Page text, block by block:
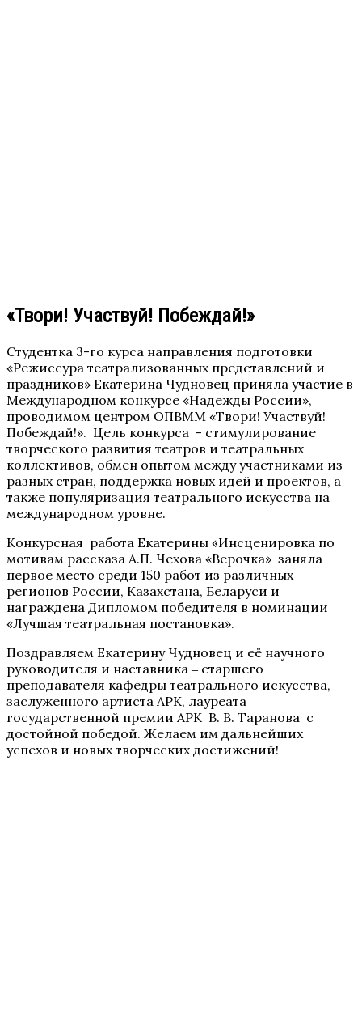
«Твори! Участвуй! Побеждай!»
Студентка 3-го курса направления подготовки
«Режиссура театрализованных представлений и
праздников» Екатерина Чудновец приняла участие в
Международном конкурсе «Надежды России»,
проводимом центром ОПВММ «Твори! Участвуй!
Побеждай!». Цель конкурса - стимулирование
творческого развития театров и театральных
коллективов, обмен опытом между участниками из
разных стран, поддержка новых идей и проектов, а
также популяризация театрального искусства на
международном уровне.
Конкурсная работа Екатерины «Инсценировка по
мотивам рассказа А.П. Чехова «Верочка» заняла
первое место среди 150 работ из различных
регионов России, Казахстана, Беларуси и
награждена Дипломом победителя в номинации
«Лучшая театральная постановка».
Поздравляем Екатерину Чудновец и её научного
руководителя и наставника ‒ старшего
преподавателя кафедры театрального искусства,
заслуженного артиста АРК, лауреата
государственной премии АРК В. В. Таранова с
достойной победой. Желаем им дальнейших
успехов и новых творческих достижений!